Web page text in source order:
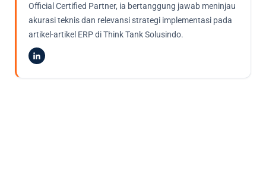
Official Certified Partner, ia bertanggung jawab meninjau
akurasi teknis dan relevansi strategi implementasi pada
artikel-artikel ERP di Think Tank Solusindo.